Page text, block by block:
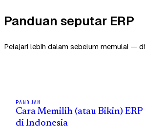
Panduan seputar ERP
Pelajari lebih dalam sebelum memulai —
PANDUAN
Cara Memilih (atau Bikin)
di Indonesia